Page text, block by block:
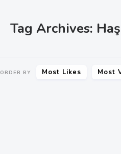
Tag Archives:
ORDER BY Most Likes Most